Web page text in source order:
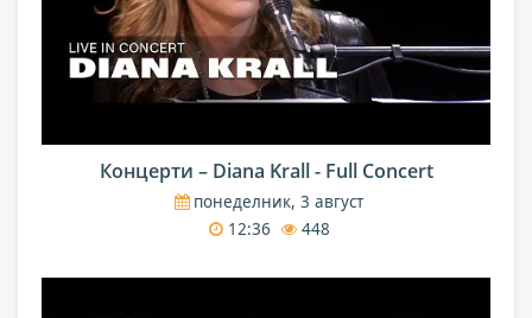
Концерти – Diana Krall - Full Concert
понеделник, 3 август
12:36
448